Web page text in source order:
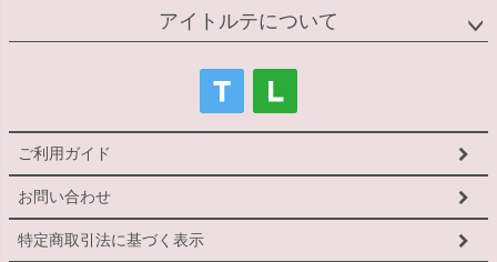
アイトルテについて
ご利用ガイド
お問い合わせ
特定商取引法に基づく表示